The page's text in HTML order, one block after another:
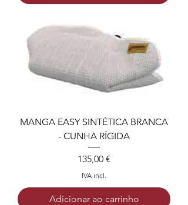
MANGA EASY SINTÉTICA BRANCA
- CUNHA RÍGIDA
Preço
135,00 €
IVA incl.
Adicionar ao carrinho